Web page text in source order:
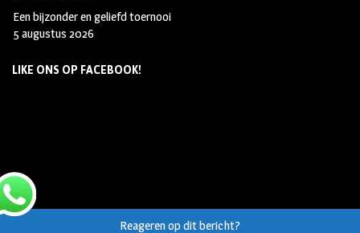
Een bijzonder en geliefd toernooi
5 augustus 2026
LIKE ONS OP FACEBOOK!
Reageren op dit bericht?